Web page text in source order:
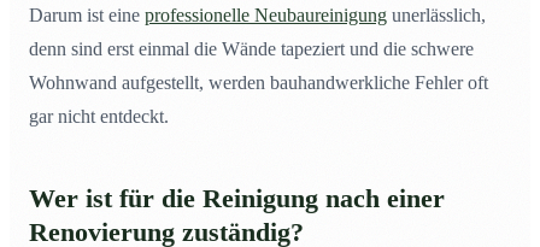
Darum ist eine professionelle Neubaureinigung unerlässlich,
denn sind erst einmal die Wände tapeziert und die schwere
Wohnwand aufgestellt, werden bauhandwerkliche Fehler oft
gar nicht entdeckt.
Wer ist für die Reinigung nach einer
Renovierung zuständig?